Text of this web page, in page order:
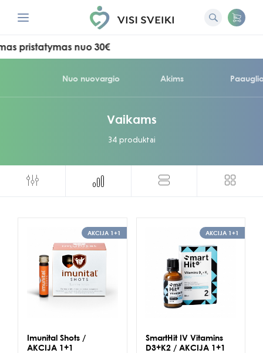
nuo 30€
Nuo nuovargio Akims
Vaikams
34 produktai
AKCIJA 1+1
Imunital Shots /
AKCIJA 1+1
AKCIJA 1+1
SmartHit IV Vitamins
D3+K2 / AKCIJA 1+1